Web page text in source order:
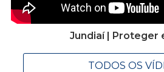
Jundiaí | Proteger
TODOS OS